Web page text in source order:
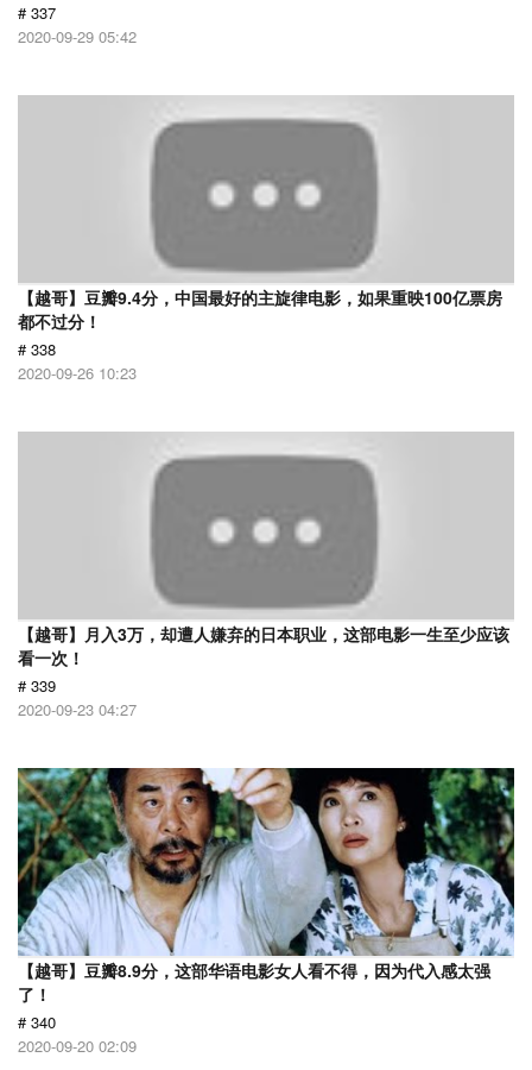
# 337
2020-09-29 05:42
【越哥】豆瓣9.4分，中国最好的主旋律电影，如果重映100亿票房
都不过分！
# 338
2020-09-26 10:23
【越哥】月入3万，却遭人嫌弃的日本职业，这部电影一生至少应该
看一次！
# 339
2020-09-23 04:27
【越哥】豆瓣8.9分，这部华语电影女人看不得，因为代入感太强
了！
# 340
2020-09-20 02:09